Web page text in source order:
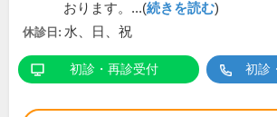
おります。...(続きを読む)
休診日: 水、日、祝
初診・再診受付 初診